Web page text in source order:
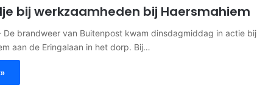
bij werkzaamheden bij Haersmahiem
De brandweer van Buitenpost kwam dinsdagmiddag in actie bij
aan de Eringalaan in het dorp. Bij…